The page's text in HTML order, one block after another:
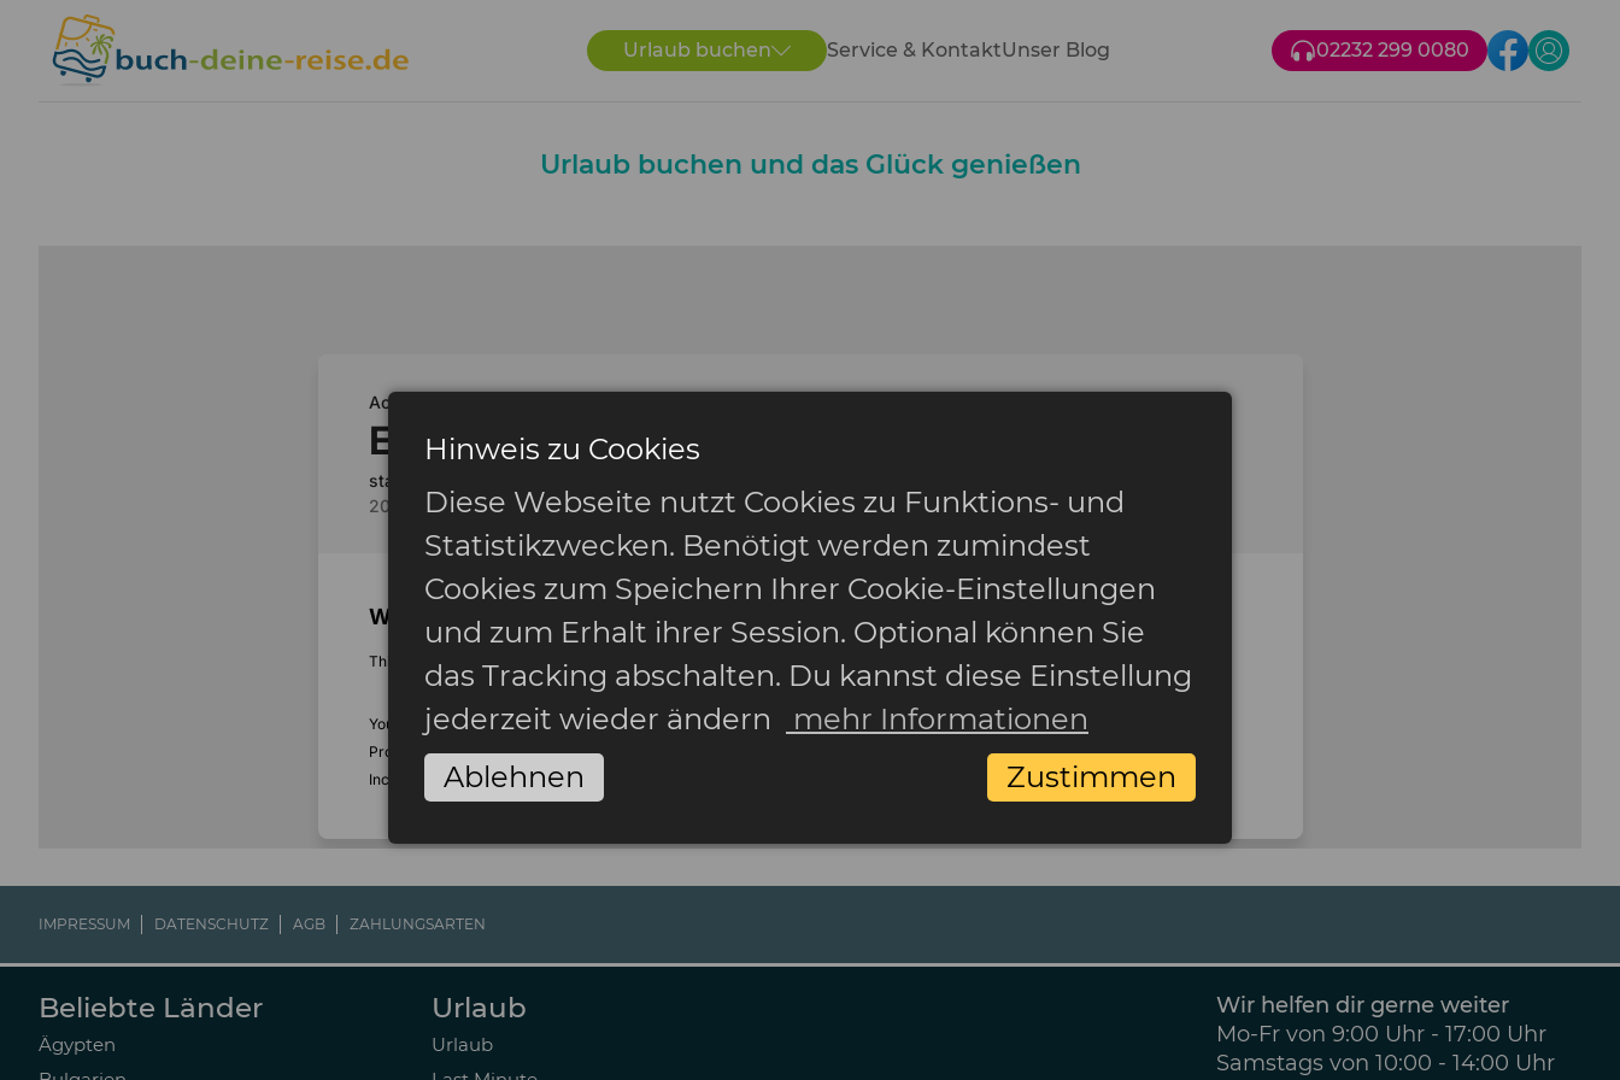
Urlaub buchen Service & KontaktUnser Blog 02232 299 0080
Urlaub buchen und das Glück genießen
IMPRESSUM DATENSCHUTZ AGB ZAHLUNGSARTEN
Beliebte Länder
Ägypten
Urlaub
Urlaub
Wir helfen dir gerne weiter
Mo-Fr von 9:00 Uhr - 17:00 Uhr
Samstags von 10:00 - 14:00 Uhr
Hinweis zu Cookies
Diese Webseite nutzt Cookies zu Funktions- und
Statistikzwecken. Benötigt werden zumindest
Cookies zum Speichern Ihrer Cookie-Einstellungen
und zum Erhalt ihrer Session. Optional können Sie
das Tracking abschalten. Du kannst diese Einstellung
jederzeit wieder ändern
mehr Informationen
Ablehnen
Zustimmen